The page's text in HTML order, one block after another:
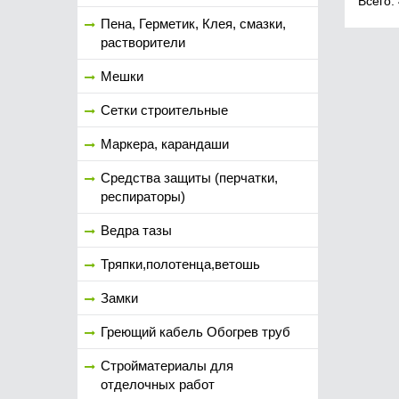
Пена, Герметик, Клея, смазки,
растворители
Мешки
Сетки строительные
Маркера, карандаши
Средства защиты (перчатки,
респираторы)
Ведра тазы
Тряпки,полотенца,ветошь
Замки
Греющий кабель Обогрев труб
Стройматериалы для
отделочных работ